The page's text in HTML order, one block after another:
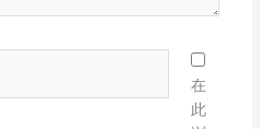
在
此